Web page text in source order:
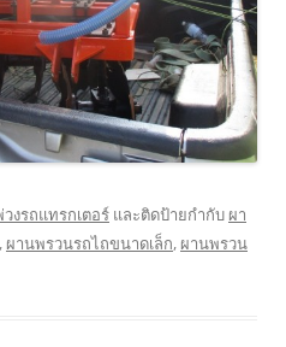
งรถแทรกเตอร์ และติดป้ายกำกับ ผา
, ผานพรวนรถไถขนาดเล็ก, ผานพรวน